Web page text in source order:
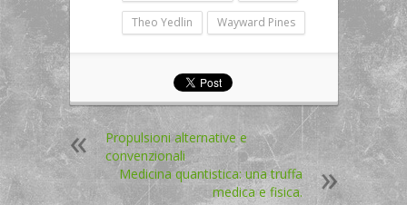
Theo Yedlin Wayward Pines
Propulsioni alternative e
convenzionali
Medicina quantistica: una truffa
medica e fisica.